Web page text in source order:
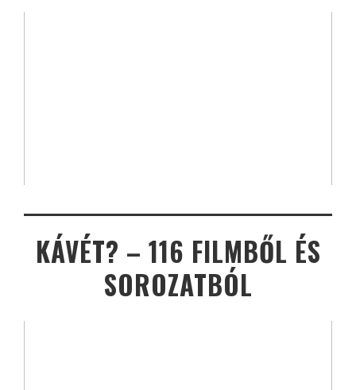
KÁVÉT? – 116 FILMBŐL ÉS
SOROZATBÓL